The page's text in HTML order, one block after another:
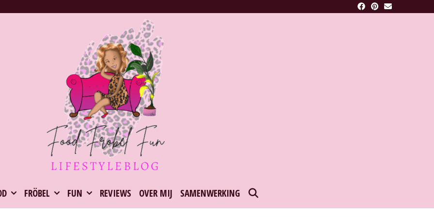
FRÖBEL FUN REVIEWS OVER MIJ SAMENWERKING